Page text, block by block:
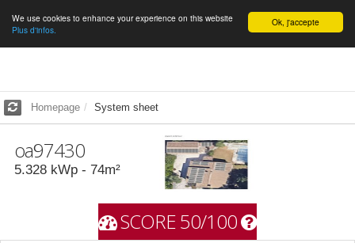
English Ok, j'accepte
We use cookies to enhance your experience on this website
Plus d'infos.
Homepage System sheet
oa97430
5.328 kWp - 74m²
SCORE 50/100